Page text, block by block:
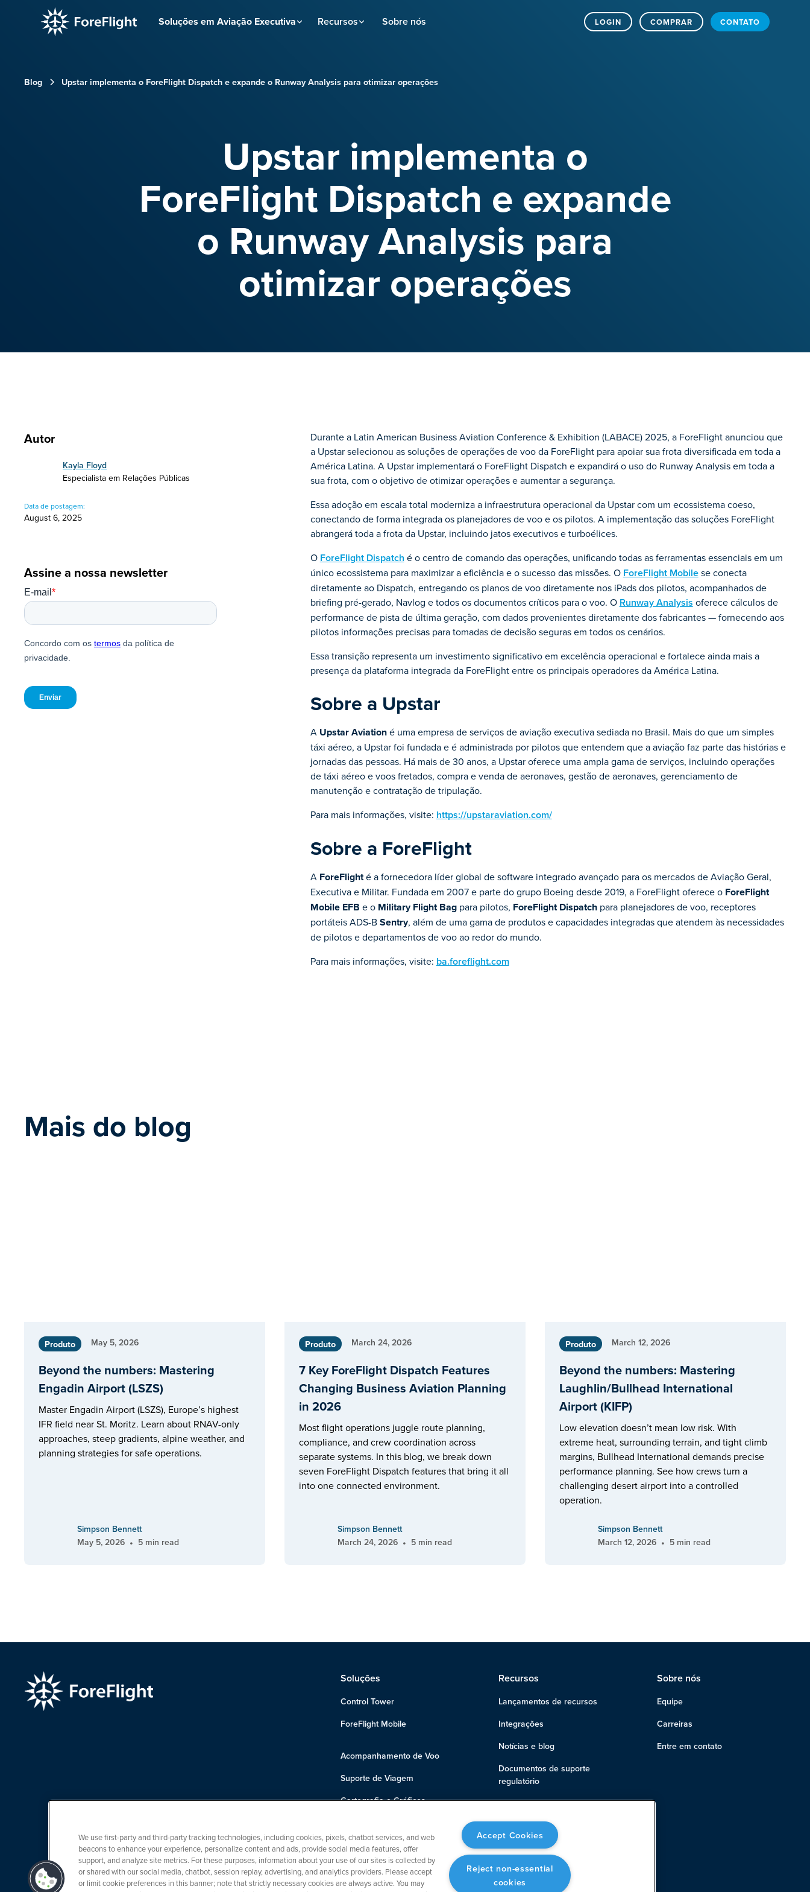
Soluções em Aviação Executiva Recursos Sobre nós LOGIN COMPRAR CONTATO
Blog Upstar implementa o ForeFlight Dispatch e expande o Runway Analysis para otimizar operações
Upstar implementa o
ForeFlight Dispatch e expande
o Runway Analysis para
otimizar operações
Autor
Kayla Floyd
Especialista em Relações Públicas
Data de postagem:
August 6, 2025
Assine a nossa newsletter
Durante a Latin American Business Aviation Conference & Exhibition (LABACE) 2025, a ForeFlight anunciou que
a Upstar selecionou as soluções de operações de voo da ForeFlight para apoiar sua frota diversificada em toda a
América Latina. A Upstar implementará o ForeFlight Dispatch e expandirá o uso do Runway Analysis em toda a
sua frota, com o objetivo de otimizar operações e aumentar a segurança.
Essa adoção em escala total moderniza a infraestrutura operacional da Upstar com um ecossistema coeso,
conectando de forma integrada os planejadores de voo e os pilotos. A implementação das soluções ForeFlight
abrangerá toda a frota da Upstar, incluindo jatos executivos e turboélices.
O ForeFlight Dispatch é o centro de comando das operações, unificando todas as ferramentas essenciais em um
único ecossistema para maximizar a eficiência e o sucesso das missões. O ForeFlight Mobilese conecta
diretamente ao Dispatch, entregando os planos de voo diretamente nos iPads dos pilotos, acompanhados de
briefing pré-gerado, Navlog e todos os documentos críticos para o voo. O Runway Analysis oferece cálculos de
performance de pista de última geração, com dados provenientes diretamente dos fabricantes — fornecendo aos
pilotos informações precisas para tomadas de decisão seguras em todos os cenários.
Essa transição representa um investimento significativo em excelência operacional e fortalece ainda mais a
presença da plataforma integrada da ForeFlight entre os principais operadores da América Latina.
Sobre a Upstar
A Upstar Aviationé uma empresa de serviços de aviação executiva sediada no Brasil. Mais do que um simples
táxi aéreo, a Upstar foi fundada e é administrada por pilotos que entendem que a aviação faz parte das histórias e
jornadas das pessoas. Há mais de 30 anos, a Upstar oferece uma ampla gama de serviços, incluindo operações
de táxi aéreo e voos fretados, compra e venda de aeronaves, gestão de aeronaves, gerenciamento de
manutenção e contratação de tripulação.
Para mais informações, visite: https://upstaraviation.com/
Sobre a ForeFlight
A ForeFlighté a fornecedora líder global de software integrado avançado para os mercados de Aviação Geral,
Executiva e Militar. Fundada em 2007 e parte do grupo Boeing desde 2019, a ForeFlight oferece o ForeFlight
Mobile EFB e o Military Flight Bagpara pilotos, ForeFlight Dispatchpara planejadores de voo, receptores
portáteis ADS-BSentry, além de uma gama de produtos e capacidades integradas que atendem às necessidades
de pilotos e departamentos de voo ao redor do mundo.
Para mais informações, visite: ba.foreflight.com
Mais do blog
Produto May 5, 2026
Beyond the numbers: Mastering
Engadin Airport (LSZS)
Master Engadin Airport (LSZS), Europe’s highest
IFR field near St. Moritz. Learn about RNAV-only
approaches, steep gradients, alpine weather, and
planning strategies for safe operations.
Simpson Bennett
May 5, 2026 • 5 min read
Produto March 24, 2026
7 Key ForeFlight Dispatch Features
Changing Business Aviation Planning
in 2026
Most flight operations juggle route planning,
compliance, and crew coordination across
separate systems. In this blog, we break down
seven ForeFlight Dispatch features that bring it all
into one connected environment.
Simpson Bennett
March 24, 2026 • 5 min read
Produto March 12, 2026
Beyond the numbers: Mastering
Laughlin/Bullhead International
Airport (KIFP)
Low elevation doesn’t mean low risk. With
extreme heat, surrounding terrain, and tight climb
margins, Bullhead International demands precise
performance planning. See how crews turn a
challenging desert airport into a controlled
operation.
Simpson Bennett
March 12, 2026 • 5 min read
Soluções
Control Tower
ForeFlight Mobile
Acompanhamento de Voo
Suporte de Viagem
Cartografia e Gráficos
Análise de pista
Recursos
Lançamentos de recursos
Integrações
Notícias e blog
Documentos de suporte
regulatório
Suporte
Sobre nós
Equipe
Carreiras
Entre em contato
We use first-party and third-party tracking technologies, including cookies, pixels, chatbot services, and web
beacons to enhance your experience, personalize content and ads, provide social media features, offer
support, and analyze site metrics. For these purposes, information about your use of our sites is collected by
or shared with our social media, chatbot, session replay, advertising, and analytics providers. Please accept
or limit cookie preferences in this banner; note that strictly necessary cookies are always active. You may
Accept Cookies
Reject non-essential
cookies